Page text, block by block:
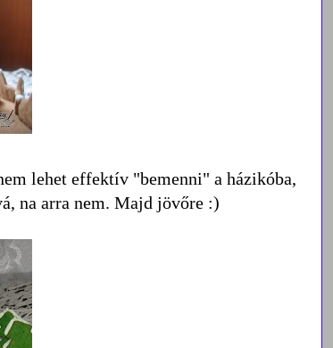
lehet effektív "bemenni" a házikóba,
na arra nem. Majd jövőre :)